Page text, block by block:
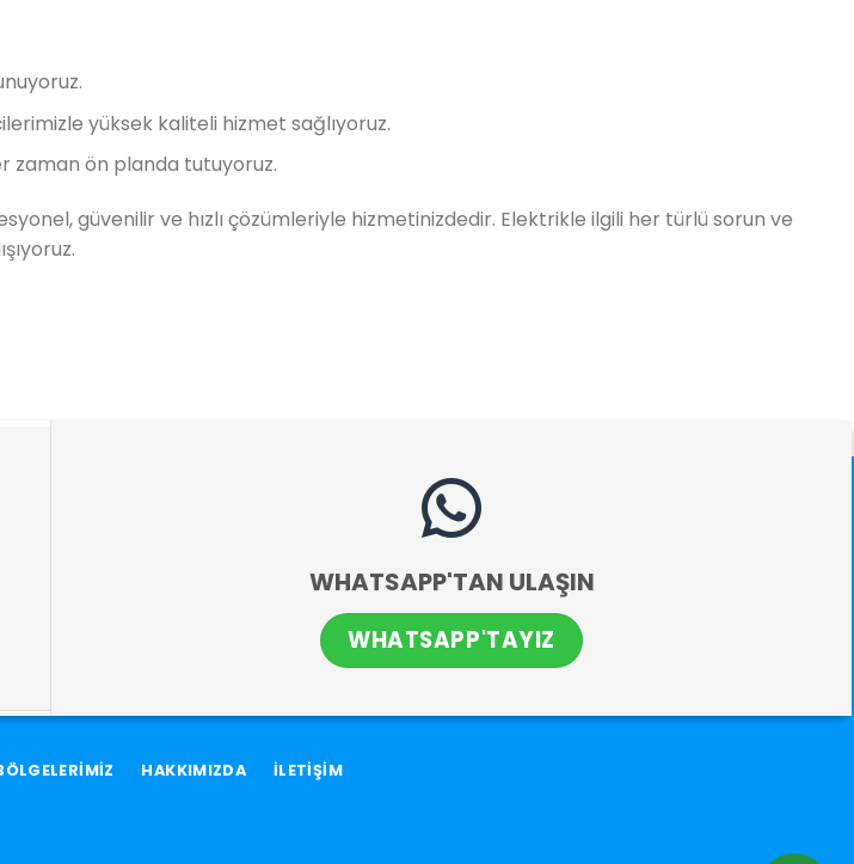
yüksek kaliteli hizmet sağlıyoruz.
zaman ön planda tutuyoruz.
güvenilir ve hızlı çözümleriyle hizmetinizdedir. Elektrikle ilgili her türlü sorun ve
WHATSAPP'TAN ULAŞIN
WHATSAPP'TAYIZ
HAKKIMIZDA İLETİŞİM